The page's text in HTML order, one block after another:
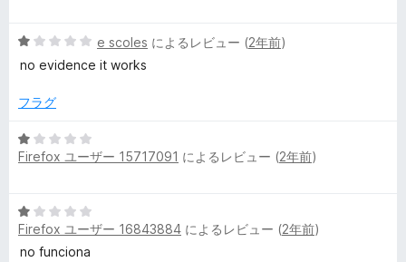
4
の
価
5
段
中
の
評
e scoles によるレビュー (2年前)
no evidence it works
フラグ
5
段
1
の
評
Firefox ユーザー 15717091 によるレビュー (2年前)
5
段
階
Firefox ユーザー 16843884 によるレビュー (2年前)
no funciona